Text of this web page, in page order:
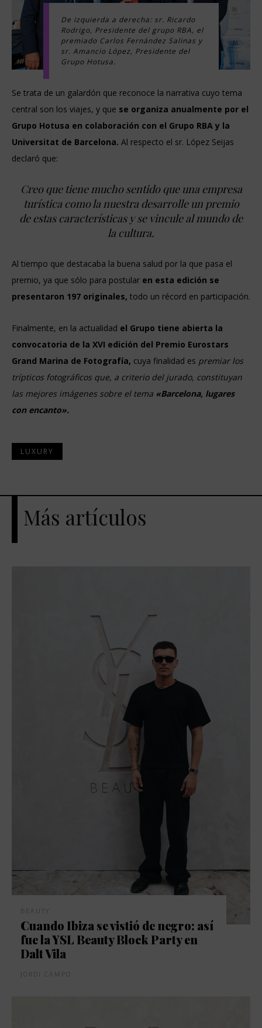
De izquierda a derecha: sr. Ricardo
Rodrigo, Presidente del grupo RBA, el
premiado Carlos Fernández Salinas y
sr. Amancio López, Presidente del
Grupo Hotusa.
Se trata de un galardón que reconoce la narrativa cuyo tema
central son los viajes, y que se organiza anualmente por el
Grupo Hotusa en colaboración con el Grupo RBA y la
Universitat de Barcelona. Al respecto el sr. López Seijas
declaró que:
Creo que tiene mucho sentido que una empresa
turística como la nuestra desarrolle un premio
de estas características y se vincule al mundo de
la cultura.
Al tiempo que destacaba la buena salud por la que pasa el
premio, ya que sólo para postular en esta edición se
presentaron 197 originales, todo un récord en participación.
Finalmente, en la actualidad el Grupo tiene abierta la
convocatoria de la XVI edición del Premio Eurostars
Grand Marina de Fotografía, cuya finalidad es premiar los
trípticos fotográficos que, a criterio del jurado, constituyan
las mejores imágenes sobre el tema «Barcelona, lugares
con encanto».
LUXURY
Más artículos
BEAUTY
Cuando Ibiza se vistió de negro: así
fue la YSL Beauty Block Party en
Dalt Vila
JORDI CAMPO